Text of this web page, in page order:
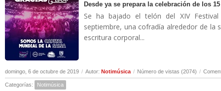
Desde ya se prepara la celebración de los
Se ha bajado el telón del XIV
septiembre, una cofradía alrededor de la
escritura corporal...
domingo, 6 de octubre de 2019 / Autor: Notimúsica / Número de vistas (2074) /
Categorías: Notimúsica